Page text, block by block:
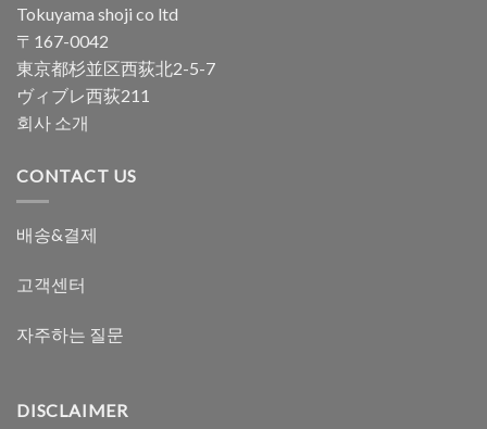
Tokuyama shoji co ltd
〒167-0042
東京都杉並区西荻北2-5-7
ヴィブレ西荻211
회사 소개
CONTACT US
배송&결제
고객센터
자주하는 질문
DISCLAIMER